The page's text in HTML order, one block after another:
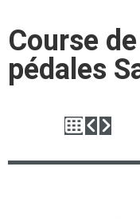
Course
pédales